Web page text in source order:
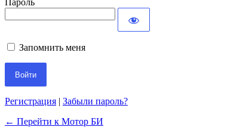
Пароль
Запомнить меня
Регистрация | Забыли пароль?
← Перейти к Мотор БИ